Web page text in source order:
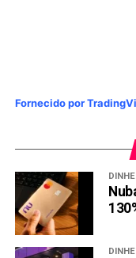
Fornecido por